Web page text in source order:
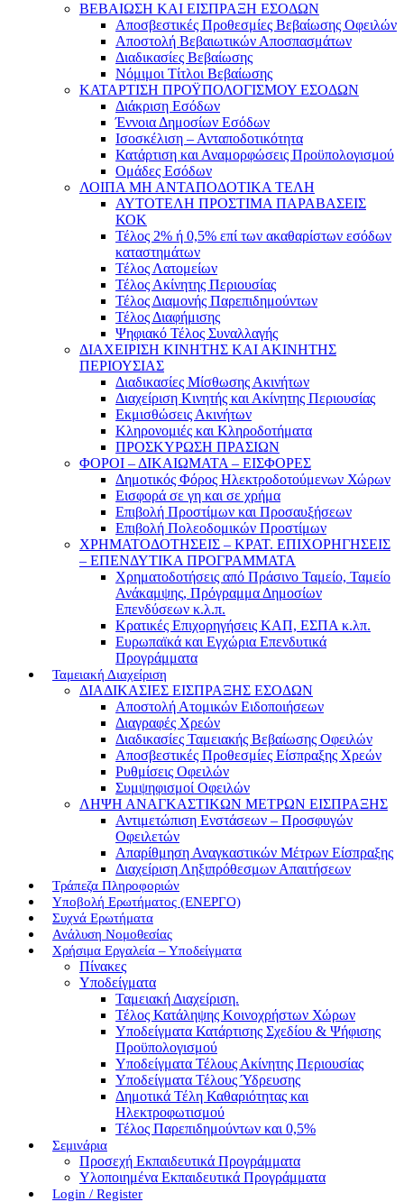
ΒΕΒΑΙΩΣΗ ΚΑΙ ΕΙΣΠΡΑΞΗ ΕΣΟΔΩΝ
Αποσβεστικές Προθεσμίες Βεβαίωσης Οφειλών
Αποστολή Βεβαιωτικών Αποσπασμάτων
Διαδικασίες Βεβαίωσης
Νόμιμοι Τίτλοι Βεβαίωσης
ΚΑΤΑΡΤΙΣΗ ΠΡΟΫΠΟΛΟΓΙΣΜΟΥ ΕΣΟΔΩΝ
Διάκριση Εσόδων
Έννοια Δημοσίων Εσόδων
Ισοσκέλιση – Ανταποδοτικότητα
Κατάρτιση και Αναμορφώσεις Προϋπολογισμού
Ομάδες Εσόδων
ΛΟΙΠΑ ΜΗ ΑΝΤΑΠΟΔΟΤΙΚΑ ΤΕΛΗ
ΑΥΤΟΤΕΛΗ ΠΡΟΣΤΙΜΑ ΠΑΡΑΒΑΣΕΙΣ
ΚΟΚ
Τέλος 2% ή 0,5% επί των ακαθαρίστων εσόδων
καταστημάτων
Τέλος Λατομείων
Τέλος Ακίνητης Περιουσίας
Τέλος Διαμονής Παρεπιδημούντων
Τέλος Διαφήμισης
Ψηφιακό Τέλος Συναλλαγής
ΔΙΑΧΕΙΡΙΣΗ ΚΙΝΗΤΗΣ ΚΑΙ ΑΚΙΝΗΤΗΣ
ΠΕΡΙΟΥΣΙΑΣ
Διαδικασίες Μίσθωσης Ακινήτων
Διαχείριση Κινητής και Ακίνητης Περιουσίας
Εκμισθώσεις Ακινήτων
Κληρονομιές και Κληροδοτήματα
ΠΡΟΣΚΥΡΩΣΗ ΠΡΑΣΙΩΝ
ΦΟΡΟΙ – ΔΙΚΑΙΩΜΑΤΑ – ΕΙΣΦΟΡΕΣ
Δημοτικός Φόρος Ηλεκτροδοτούμενων Χώρων
Εισφορά σε γη και σε χρήμα
Επιβολή Προστίμων και Προσαυξήσεων
Επιβολή Πολεοδομικών Προστίμων
ΧΡΗΜΑΤΟΔΟΤΗΣΕΙΣ – ΚΡΑΤ. ΕΠΙΧΟΡΗΓΗΣΕΙΣ
– ΕΠΕΝΔΥΤΙΚΑ ΠΡΟΓΡΑΜΜΑΤΑ
Χρηματοδοτήσεις από Πράσινο Ταμείο, Ταμείο
Ανάκαμψης, Πρόγραμμα Δημοσίων
Επενδύσεων κ.λ.π.
Κρατικές Επιχορηγήσεις ΚΑΠ, ΕΣΠΑ κ.λπ.
Ευρωπαϊκά και Εγχώρια Επενδυτικά
Προγράμματα
Ταμειακή Διαχείριση
ΔΙΑΔΙΚΑΣΙΕΣ ΕΙΣΠΡΑΞΗΣ ΕΣΟΔΩΝ
Αποστολή Ατομικών Ειδοποιήσεων
Διαγραφές Χρεών
Διαδικασίες Ταμειακής Βεβαίωσης Οφειλών
Αποσβεστικές Προθεσμίες Είσπραξης Χρεών
Ρυθμίσεις Οφειλών
Συμψηφισμοί Οφειλών
ΛΗΨΗ ΑΝΑΓΚΑΣΤΙΚΩΝ ΜΕΤΡΩΝ ΕΙΣΠΡΑΞΗΣ
Αντιμετώπιση Ενστάσεων – Προσφυγών
Οφειλετών
Απαρίθμηση Αναγκαστικών Μέτρων Είσπραξης
Διαχείριση Ληξιπρόθεσμων Απαιτήσεων
Τράπεζα Πληροφοριών
Υποβολή Ερωτήματος (ΕΝΕΡΓΟ)
Συχνά Ερωτήματα
Ανάλυση Νομοθεσίας
Χρήσιμα Εργαλεία – Υποδείγματα
Πίνακες
Υποδείγματα
Ταμειακή Διαχείριση.
Τέλος Κατάληψης Κοινοχρήστων Χώρων
Υποδείγματα Κατάρτισης Σχεδίου & Ψήφισης
Προϋπολογισμού
Υποδείγματα Τέλους Ακίνητης Περιουσίας
Υποδείγματα Τέλους Ύδρευσης
Δημοτικά Τέλη Καθαριότητας και
Ηλεκτροφωτισμού
Τέλος Παρεπιδημούντων και 0,5%
Σεμινάρια
Προσεχή Εκπαιδευτικά Προγράμματα
Υλοποιημένα Εκπαιδευτικά Προγράμματα
Login / Register